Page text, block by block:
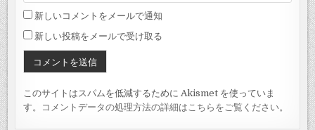
新しいコメントをメールで通知
新しい投稿をメールで受け取る
このサイトはスパムを低減するために Akismet を使っていま
す。
コメントデータの処理方法の詳細はこちらをご覧ください。